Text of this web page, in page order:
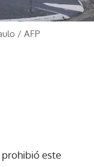
/ AFP
este